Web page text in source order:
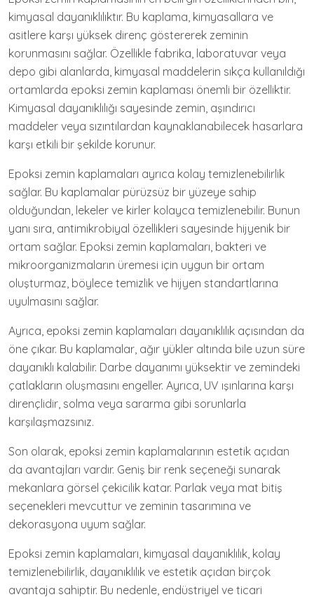
kimyasal dayanıklılıktır. Bu kaplama, kimyasallara ve
asitlere karşı yüksek direnç göstererek zeminin
korunmasını sağlar. Özellikle fabrika, laboratuvar veya
depo gibi alanlarda, kimyasal maddelerin sıkça kullanıldığı
ortamlarda epoksi zemin kaplaması önemli bir özelliktir.
Kimyasal dayanıklılığı sayesinde zemin, aşındırıcı
maddeler veya sızıntılardan kaynaklanabilecek hasarlara
karşı etkili bir şekilde korunur.
Epoksi zemin kaplamaları ayrıca kolay temizlenebilirlik
sağlar. Bu kaplamalar pürüzsüz bir yüzeye sahip
olduğundan, lekeler ve kirler kolayca temizlenebilir. Bunun
yanı sıra, antimikrobiyal özellikleri sayesinde hijyenik bir
ortam sağlar. Epoksi zemin kaplamaları, bakteri ve
mikroorganizmaların üremesi için uygun bir ortam
oluşturmaz, böylece temizlik ve hijyen standartlarına
uyulmasını sağlar.
Ayrıca, epoksi zemin kaplamaları dayanıklılık açısından da
öne çıkar. Bu kaplamalar, ağır yükler altında bile uzun süre
dayanıklı kalabilir. Darbe dayanımı yüksektir ve zemindeki
çatlakların oluşmasını engeller. Ayrıca, UV ışınlarına karşı
dirençlidir, solma veya sararma gibi sorunlarla
karşılaşmazsınız.
Son olarak, epoksi zemin kaplamalarının estetik açıdan
da avantajları vardır. Geniş bir renk seçeneği sunarak
mekanlara görsel çekicilik katar. Parlak veya mat bitiş
seçenekleri mevcuttur ve zeminin tasarımına ve
dekorasyona uyum sağlar.
Epoksi zemin kaplamaları, kimyasal dayanıklılık, kolay
temizlenebilirlik, dayanıklılık ve estetik açıdan birçok
avantaja sahiptir. Bu nedenle, endüstriyel ve ticari